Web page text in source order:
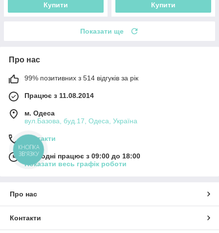
Купити Купити
Показати ще
Про нас
99% позитивних з 514 відгуків за рік
Працює з 11.08.2014
м. Одеса
вул.Базова, буд.17, Одеса, Україна
Контакти
Сьогодні працює з 09:00 до 18:00
Показати весь графік роботи
Про нас
Контакти
КНОПКА
ЗВ'ЯЗКУ